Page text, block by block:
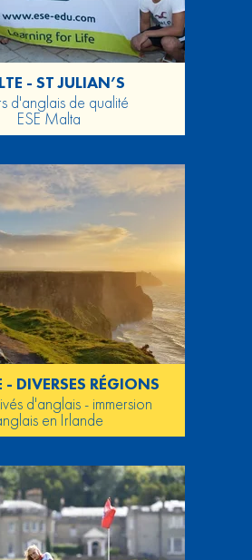
- ST JULIAN’S
d'anglais de qualité
ESE Malta
- DIVERSES RÉGIONS
d'anglais - immersion
en Irlande